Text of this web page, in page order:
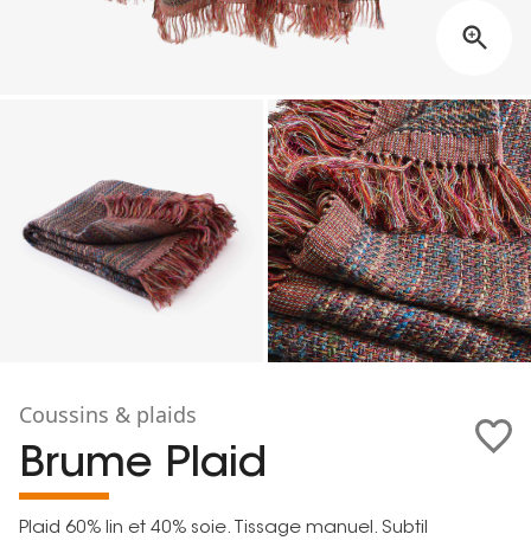
Coussins & plaids
Brume Plaid
Plaid 60% lin et 40% soie. Tissage manuel. Subtil